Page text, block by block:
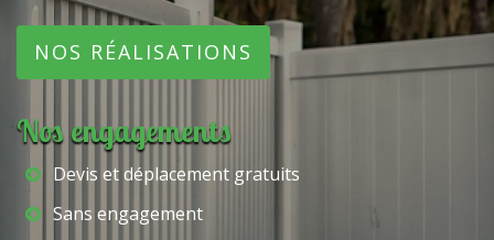
NOS RÉALISATIONS
Nos engagements
Devis et déplacement gratuits
Sans engagement